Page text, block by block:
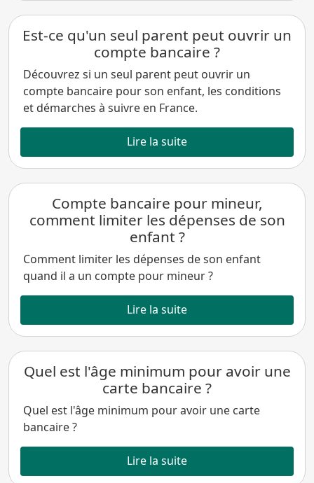
Est-ce qu'un seul parent peut ouvrir un
compte bancaire ?
Découvrez si un seul parent peut ouvrir un
compte bancaire pour son enfant, les conditions
et démarches à suivre en France.
Lire la suite
Compte bancaire pour mineur,
comment limiter les dépenses de son
enfant ?
Comment limiter les dépenses de son enfant
quand il a un compte pour mineur ?
Lire la suite
Quel est l'âge minimum pour avoir une
carte bancaire ?
Quel est l'âge minimum pour avoir une carte
bancaire ?
Lire la suite